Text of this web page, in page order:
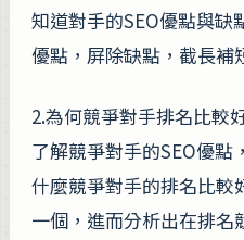
知道對手的SEO優點與缺
優點，屏除缺點，截長補
2.為何競爭對手排名比較
了解競爭對手的SEO優點
什麼競爭對手的排名比較
一個，進而分析出在排名